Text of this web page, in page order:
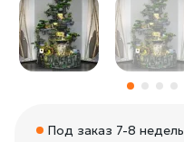
Под заказ 7-8 недель